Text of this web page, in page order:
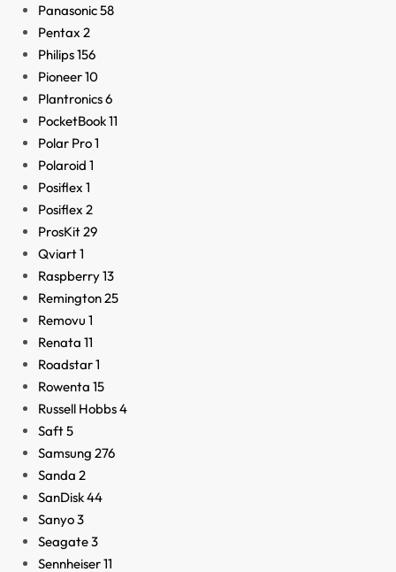
Panasonic58
Pentax 2
Philips156
Pioneer10
Plantronics6
PocketBook11
Polar Pro1
Polaroid 1
Posiflex 1
Posiflex 2
ProsKit29
Qviart1
Raspberry13
Remington25
Removu 1
Renata 11
Roadstar1
Rowenta 15
Russell Hobbs4
Saft5
Samsung 276
Sanda 2
SanDisk44
Sanyo3
Seagate3
Sennheiser11